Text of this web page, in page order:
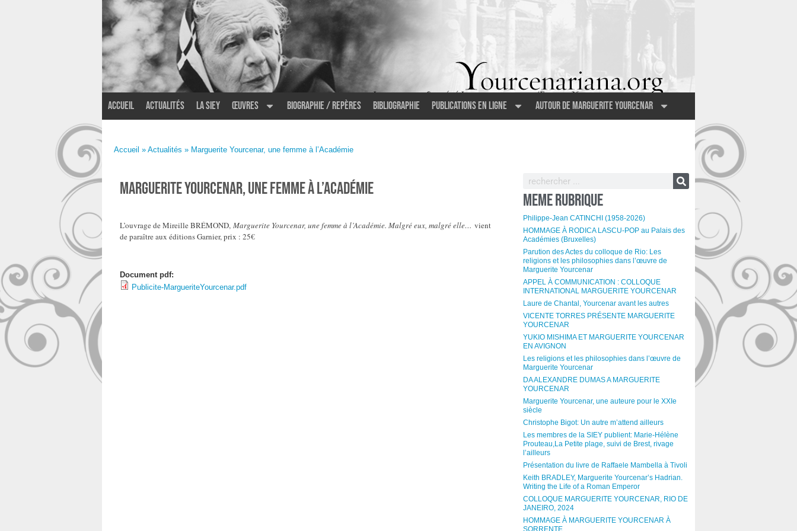
Accueil Actualités La SIEY Œuvres Biographie / Repères Bibliographie Publications en ligne Autour de Marguerite Yourcenar
Accueil » Actualités » Marguerite Yourcenar, une femme à l’Académie
Marguerite Yourcenar, une femme à l’Académie
L’ouvrage de Mireille BRÉMOND, Marguerite Yourcenar, une femme à l’Académie. Malgré eux, malgré elle… vient
de paraître aux éditions Garnier, prix : 25€
Document pdf:
Publicite-MargueriteYourcenar.pdf
MEME RUBRIQUE
Philippe-Jean CATINCHI (1958-2026)
HOMMAGE À RODICA LASCU-POP au Palais des
Académies (Bruxelles)
Parution des Actes du colloque de Rio: Les
religions et les philosophies dans l’œuvre de
Marguerite Yourcenar
APPEL À COMMUNICATION : COLLOQUE
INTERNATIONAL MARGUERITE YOURCENAR
Laure de Chantal, Yourcenar avant les autres
VICENTE TORRES PRÉSENTE MARGUERITE
YOURCENAR
YUKIO MISHIMA ET MARGUERITE YOURCENAR
EN AVIGNON
Les religions et les philosophies dans l’œuvre de
Marguerite Yourcenar
DA ALEXANDRE DUMAS A MARGUERITE
YOURCENAR
Marguerite Yourcenar, une auteure pour le XXIe
siècle
Christophe Bigot: Un autre m’attend ailleurs
Les membres de la SIEY publient: Marie-Hélène
Prouteau,La Petite plage, suivi de Brest, rivage
l’ailleurs
Présentation du livre de Raffaele Mambella à Tivoli
Keith BRADLEY, Marguerite Yourcenar’s Hadrian.
Writing the Life of a Roman Emperor
COLLOQUE MARGUERITE YOURCENAR, RIO DE
JANEIRO, 2024
HOMMAGE À MARGUERITE YOURCENAR À
SORRENTE